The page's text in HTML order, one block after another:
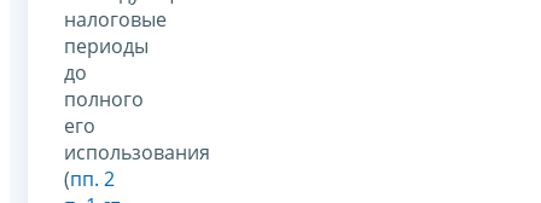
налоговые
периоды
до
полного
его
использования
(пп. 2